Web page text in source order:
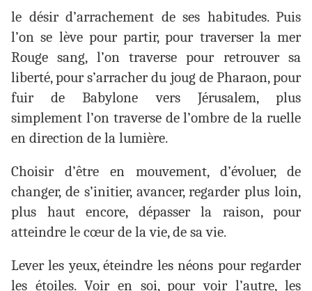
le désir d’arrachement de ses habitudes. Puis
l’on se lève pour partir, pour traverser la mer
Rouge sang, l’on traverse pour retrouver sa
liberté, pour s’arracher du joug de Pharaon, pour
fuir de Babylone vers Jérusalem, plus
simplement l’on traverse de l’ombre de la ruelle
en direction de la lumière.
Choisir d’être en mouvement, d’évoluer, de
changer, de s’initier, avancer, regarder plus loin,
plus haut encore, dépasser la raison, pour
atteindre le cœur de la vie, de sa vie.
Lever les yeux, éteindre les néons pour regarder
les étoiles. Voir en soi, pour voir l’autre, les